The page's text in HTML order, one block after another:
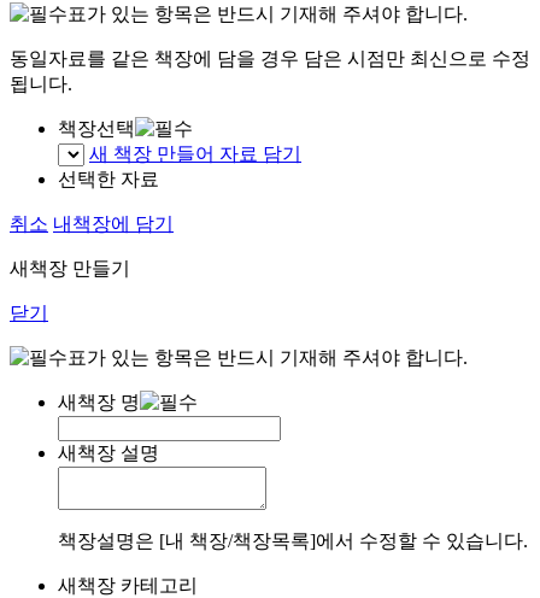
표가 있는 항목은 반드시 기재해 주셔야 합니다.
동일자료를 같은 책장에 담을 경우 담은 시점만 최신으로 수정
됩니다.
책장선택
새 책장 만들어 자료 담기
선택한 자료
취소 내책장에 담기
새책장 만들기
닫기
표가 있는 항목은 반드시 기재해 주셔야 합니다.
새책장 명
새책장 설명
책장설명은 [내 책장/책장목록]에서 수정할 수 있습니다.
새책장 카테고리